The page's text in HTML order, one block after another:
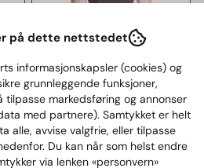
på dette nettstedet
informasjonskapsler (cookies) og
grunnleggende funksjoner,
tilpasse markedsføring og annonser
med partnere). Samtykket er helt
alle, avvise valgfrie, eller tilpasse
Du kan når som helst endre
via lenken «personvern»